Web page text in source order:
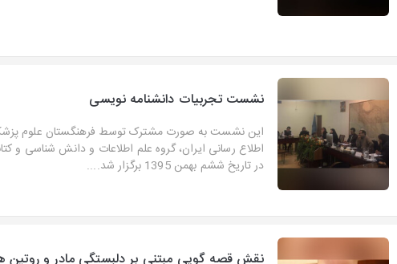
نشست تجربیات دانشنامه نویسی
این نشست به صورت مشترک توسط فرهنگستان علوم
اطلاع رسانی ایران، گروه علم اطلاعات و دانش شناسی و
در تاریخ ششم بهمن 1395 برگزار شد....
نقش قصه گویی مبتنی بر دلبستگی مادر و